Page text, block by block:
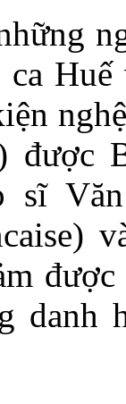
được
sĩ
danh